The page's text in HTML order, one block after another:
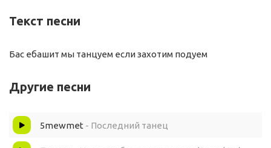
Текст песни
Бас ебашит мы танцуем если захотим подуем
Другие песни
5mewmet - Последний танец